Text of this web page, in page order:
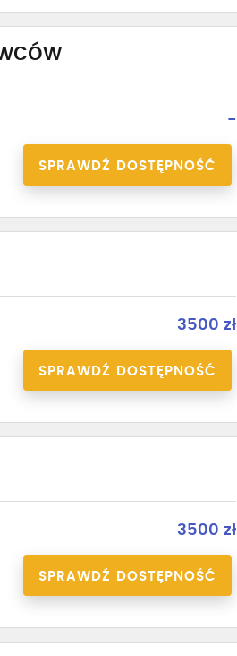
-
SPRAWDŹ DOSTĘPNOŚĆ
3500 zł
SPRAWDŹ DOSTĘPNOŚĆ
3500 zł
SPRAWDŹ DOSTĘPNOŚĆ